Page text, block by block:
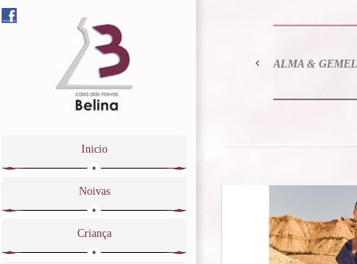
Inicio
Noivas
Criança
ALMA &